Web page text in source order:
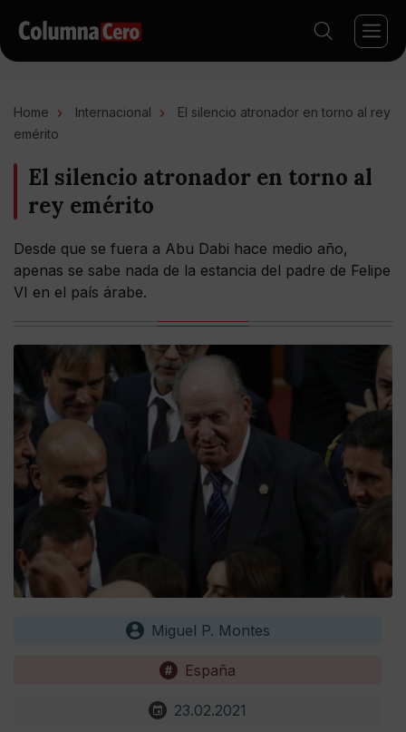
Home Internacional
El silencio atronador en torno al rey
emérito
El silencio atronador en torno al
rey emérito
Desde que se fuera a Abu Dabi hace medio año,
apenas se sabe nada de la estancia del padre de Felipe
VI en el país árabe.
Miguel P. Montes
España
23.02.2021